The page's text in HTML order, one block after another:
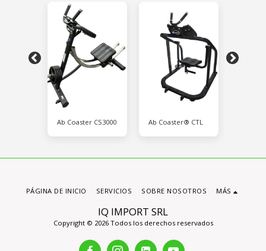
Ab Coaster CS3000 Ab Coaster® CTL
IQ IMPORT SRL
Copyright © 2026 Todos los derechos reservados
PÁGINA DE INICIO SERVICIOS SOBRE NOSOTROS MÁS